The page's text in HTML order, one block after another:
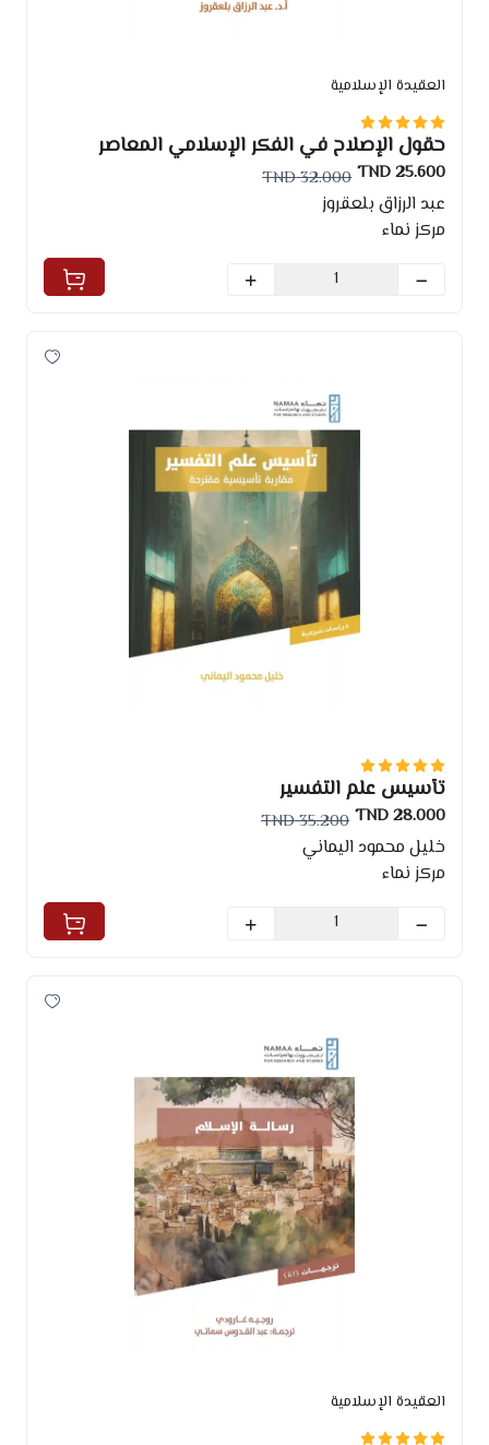
العقيدة الإسلامية
حقول الإصلاح في الفكر الإسلامي المعاصر
25.600 TND
32.000 TND
عبد الرزاق بلعقروز
مركز نماء
تأسيس علم التفسير
28.000 TND
35.200 TND
خليل محمود اليماني
مركز نماء
العقيدة الإسلامية